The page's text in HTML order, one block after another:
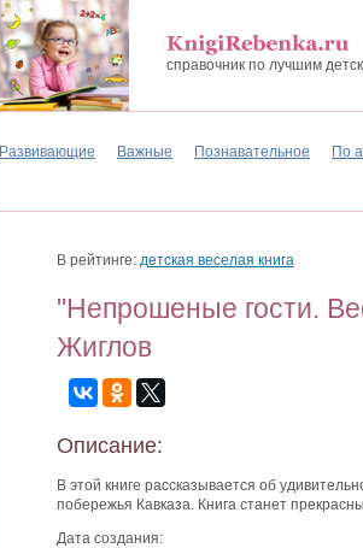
справочник по лучшим
Развивающие Важные Познавательное По
В рейтинге: детская веселая книга
"Непрошеные гости.
Жиглов
Описание:
В этой книге рассказывается об
побережья Кавказа. Книга станет
Дата создания: